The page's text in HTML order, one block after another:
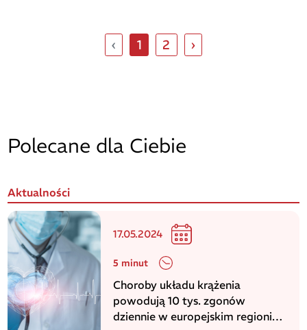
‹ 1 2 ›
Polecane dla Ciebie
Aktualności
17.05.2024
5 minut
Choroby układu krążenia
powodują 10 tys. zgonów
dziennie w europejskim regionie